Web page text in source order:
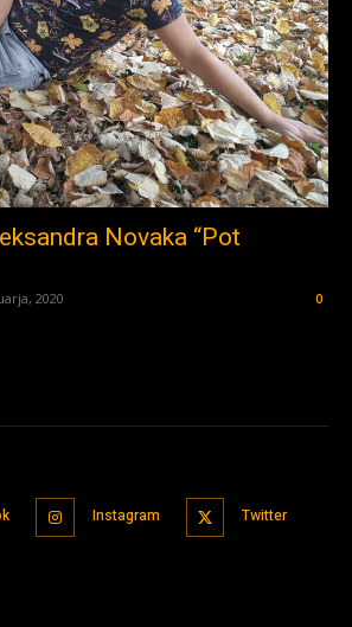
Novaka “Pot
2020 0
Instagram Twitter